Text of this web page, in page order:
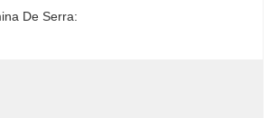
De Serra: